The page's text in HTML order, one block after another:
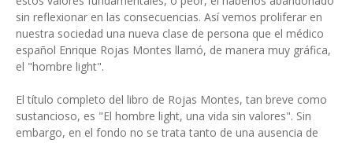
sin reflexionar en las consecuencias. Así vemos proliferar en
nuestra sociedad una nueva clase de persona que el médico
español Enrique Rojas Montes llamó, de manera muy gráfica,
el "hombre light".
El título completo del libro de Rojas Montes, tan breve como
sustancioso, es "El hombre light, una vida sin valores". Sin
embargo, en el fondo no se trata tanto de una ausencia de